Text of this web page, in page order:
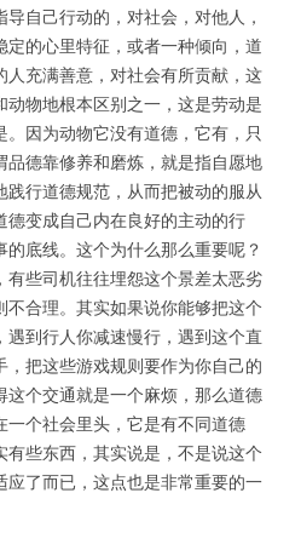
自己行动的，对社会，对他人，
的心里特征，或者一种倾向，道
充满善意，对社会有所贡献，这
物地根本区别之一，这是劳动是
因为动物它没有道德，它有，只
德靠修养和磨炼，就是指自愿地
行道德规范，从而把被动的服从
变成自己内在良好的主动的行
底线。这个为什么那么重要呢？
些司机往往埋怨这个景差太恶劣
合理。其实如果说你能够把这个
到行人你减速慢行，遇到这个直
把这些游戏规则要作为你自己的
个交通就是一个麻烦，那么道德
个社会里头，它是有不同道德
些东西，其实说是，不是说这个
了而已，这点也是非常重要的一